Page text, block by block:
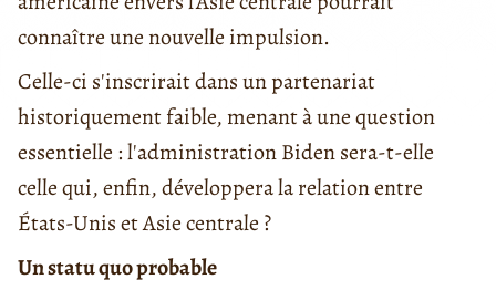
connaître une nouvelle impulsion.
Celle-ci s'inscrirait dans un partenariat
historiquement faible, menant à une question
essentielle : l'administration Biden sera-t-elle
celle qui, enfin, développera la relation entre
États-Unis et Asie centrale ?
Un statu quo probable